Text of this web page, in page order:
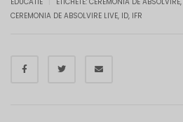
CEREMONIA DE ABSOLVIRE LIVE, ID, IFR